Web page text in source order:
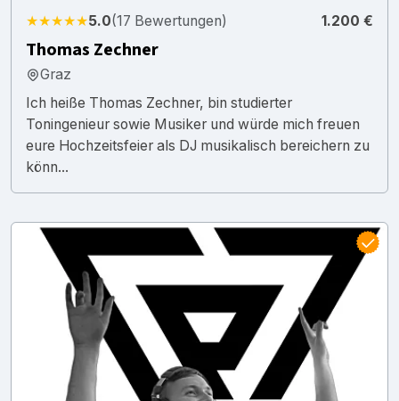
★★★★★5.0(17 Bewertungen) 1.200 €
Thomas Zechner
Graz
Ich heiße Thomas Zechner, bin studierter
Toningenieur sowie Musiker und würde mich freuen
eure Hochzeitsfeier als DJ musikalisch bereichern zu
könn...